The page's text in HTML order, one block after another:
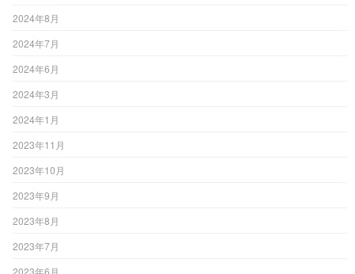
2024年8月
2024年7月
2024年6月
2024年3月
2024年1月
2023年11月
2023年10月
2023年9月
2023年8月
2023年7月
2023年6月